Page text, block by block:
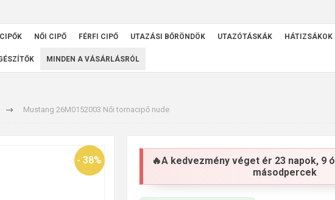
NŐI CIPŐ FÉRFI CIPŐ UTAZÁSI BŐRÖNDÖK UTAZÓTÁSKÁK HÁTIZSÁKOK
MINDEN A VÁSÁRLÁSRÓL
Mustang 26M0152003 Női tornacipő nude
- 38% 🔥A kedvezmény véget ér 23 napok, 9
másodpercek